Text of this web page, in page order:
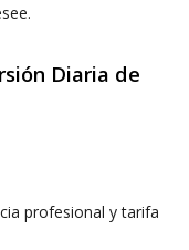
Diaria de
profesional y tarifa